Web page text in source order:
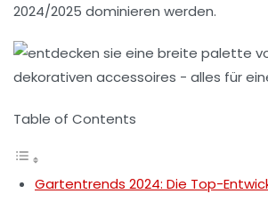
2024/2025 dominieren werden.
Table of Contents
Gartentrends 2024: Die Top-